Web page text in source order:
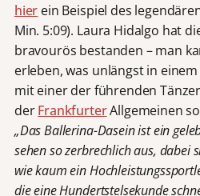
hier ein Beispiel des
Min. 5:09). Laura Hidalgo hat
bravourös bestanden – man
erleben, was unlängst in
mit einer der führenden
derFrankfurterAllgemeinen
„Das Ballerina-Dasein ist ein
sehen so zerbrechlich aus, dabei
wie kaum ein
die eine Hundertstelsekunde